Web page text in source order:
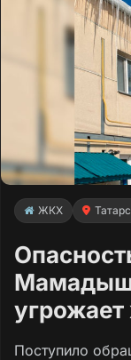
ЖКХ
Поступило